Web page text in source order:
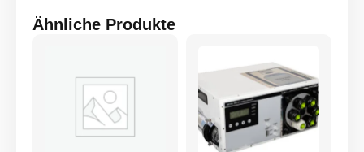
Ähnliche Produkte